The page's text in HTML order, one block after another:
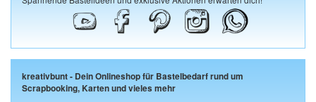
kreativbunt - Dein Onlineshop für Bastelbedarf rund um
Scrapbooking, Karten und vieles mehr